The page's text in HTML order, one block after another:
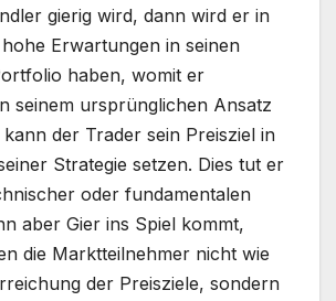
gierig wird, dann wird er in
Erwartungen in seinen
haben, womit er
seinem ursprünglichen Ansatz
der Trader sein Preisziel in
Strategie setzen. Dies tut er
oder fundamentalen
aber Gier ins Spiel kommt,
die Marktteilnehmer nicht wie
der Preisziele, sondern